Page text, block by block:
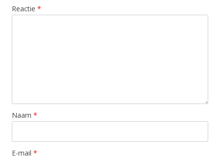
Reactie *
Naam *
E-mail *